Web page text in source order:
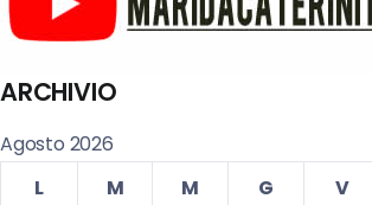
ARCHIVIO
Agosto 2026
L
M M G V